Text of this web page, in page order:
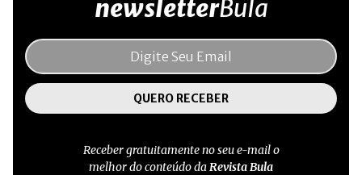
newsletterBula
Receber gratuitamente no seu e-mail o
melhor do conteúdo daRevista Bula